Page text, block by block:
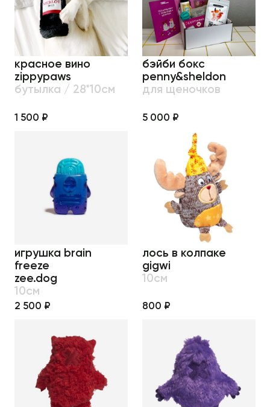
красное вино
zippypaws
бутылка / 28*10см
1 500 ₽
бэйби бокс
penny&sheldon
для щеночков
5 000 ₽
игрушка brain
freeze
zee.dog
10см
2 500 ₽
лось в колпаке
gigwi
10см
800 ₽